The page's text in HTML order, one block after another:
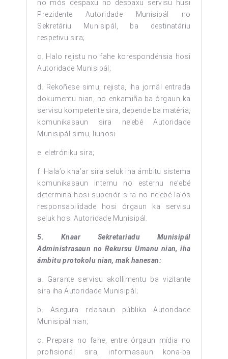
no mós despaxu no despaxu servisu husi
Prezidente Autoridade Munisipál no
Sekretáriu Munisipál, ba destinatáriu
respetivu sira;
c. Halo rejistu no fahe korespondénsia hosi
Autoridade Munisipál;
d. Rekoñese simu, rejista, iha jornál entrada
dokumentu nian, no enkamiña ba órgaun ka
servisu kompetente sira, depende ba matéria,
komunikasaun sira ne’ebé Autoridade
Munisipál simu, liuhosi
e. eletróniku sira;
f. Hala’o kna’ar sira seluk iha ámbitu sistema
komunikasaun internu no esternu ne’ebé
determina hosi superiór sira no ne’ebé la’ós
responsabilidade hosi órgaun ka servisu
seluk hosi Autoridade Munisipál.
5. Knaar Sekretariadu Munisipál
Administrasaun no Rekursu Umanu nian, iha
ámbitu protokolu nian, mak hanesan:
a. Garante servisu akollimentu ba vizitante
sira iha Autoridade Munisipál;
b. Asegura relasaun públika Autoridade
Munisipál nian;
c. Prepara no fahe, entre órgaun mídia no
profisionál sira, informasaun kona-ba